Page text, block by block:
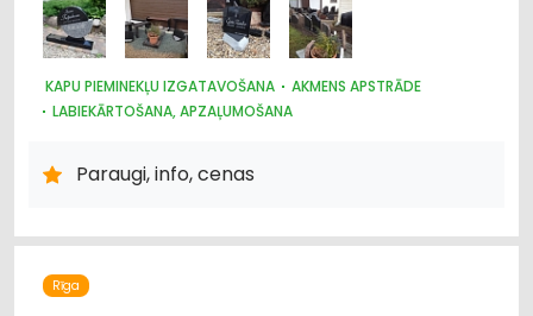
KAPU PIEMINEKĻU IZGATAVOŠANA
AKMENS APSTRĀDE
LABIEKĀRTOŠANA, APZAĻUMOŠANA
Paraugi, info, cenas
Rīga